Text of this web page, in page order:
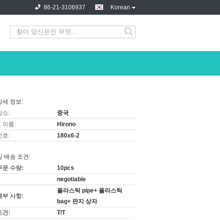
Korean
86-21-3106937
세 정보:
소:
중국
이름:
Hirono
호:
180x6-2
배송 조건:
문 수량:
10pcs
negotiable
부 사항:
플라스틱 pipe+ 플라스틱
bag+ 판지 상자
건:
T/T